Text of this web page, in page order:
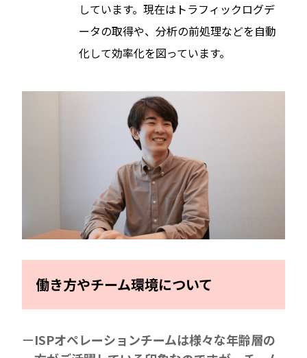
しています。現在はトラフィックログデ
ータの取得や、分析の前処理などを自動
化して効率化を図っています。
働き方やチーム環境について
ISPオペレーションチームは様々な年齢層の